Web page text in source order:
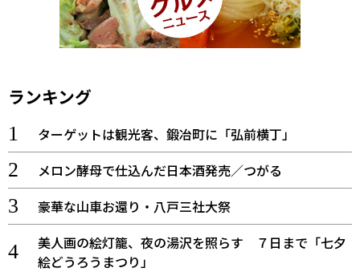
ランキング
ターゲットは観光客、鍛冶町に「弘前横丁」
メロン酵母で仕込んだ日本酒発売／つがる
豪華な山車お還り・八戸三社大祭
美人画の絵灯籠、夜の湯沢を照らす ７日まで「七夕
絵どうろうまつり」